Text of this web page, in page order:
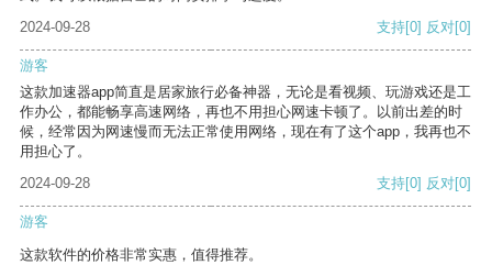
2024-09-28
支持[0] 反对[0]
游客
这款加速器app简直是居家旅行必备神器，无论是看视频、玩游戏还是工
作办公，都能畅享高速网络，再也不用担心网速卡顿了。以前出差的时
候，经常因为网速慢而无法正常使用网络，现在有了这个app，我再也不
用担心了。
2024-09-28
支持[0] 反对[0]
游客
这款软件的价格非常实惠，值得推荐。